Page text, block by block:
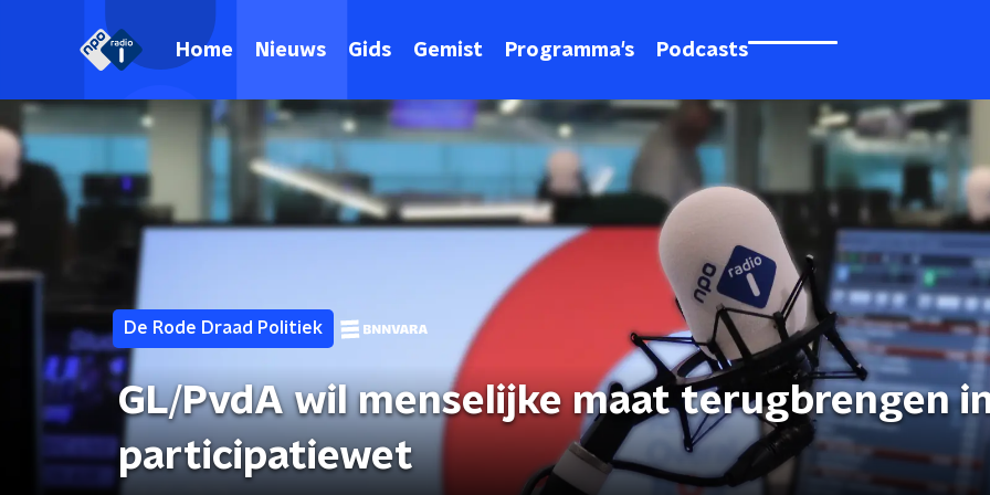
Home Nieuws Gids Gemist Programma's Podcasts
De Rode Draad Politiek
GL/PvdA wil menselijke maat terugbrengen
participatiewet